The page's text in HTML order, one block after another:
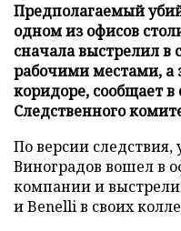
Предполагаемый
одном из офисов
сначала выстрелил в
рабочими местами, а
коридоре, сообщает в
Следственного
По версии
Виноградов вошел в
компании и
и Benelli в своих